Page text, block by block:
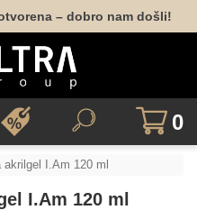
– dobro nam došli!
0
akrilgel I.Am 120 ml
I.Am 120 ml